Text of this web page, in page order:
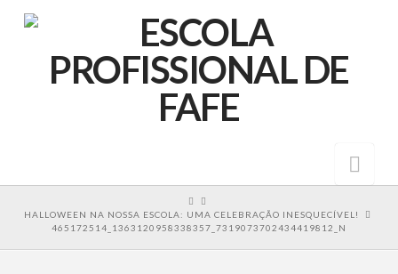
HOME
HALLOWEEN NA NOSSA ESCOLA: UMA CELEBRAÇÃO INESQUECÍVEL!
465172514_1363120958338357_7319073702434419812_N